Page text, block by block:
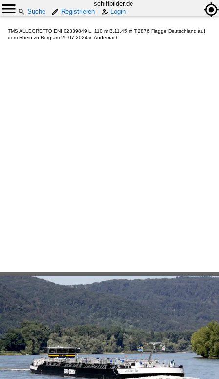
schiffbilder.de
Suche
Registrieren Login
TMS ALLEGRETTO ENI 02339849 L. 110 m B.11,45 m T.2876 Flagge Deutschland auf
dem Rhein zu Berg am 29.07.2024 in Andernach